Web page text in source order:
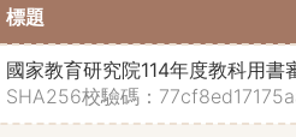
標題
國家教育研究院114年度教科用書
SHA256校驗碼：